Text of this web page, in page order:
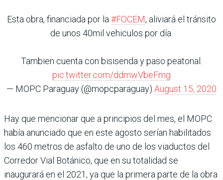
Esta obra, financiada por la #FOCEM, aliviará el tránsito
de unos 40mil vehiculos por día.
Tambien cuenta con bisisenda y paso peatonal.
pic.twitter.com/ddmwVbeFmg
— MOPC Paraguay (@mopcparaguay) August 15, 2020
Hay que mencionar que a principios del mes, el MOPC
había anunciado que en este agosto serían habilitados
los 460 metros de asfalto de uno de los viaductos del
Corredor Vial Botánico, que en su totalidad se
inaugurará en el 2021, ya que la primera parte de la obra